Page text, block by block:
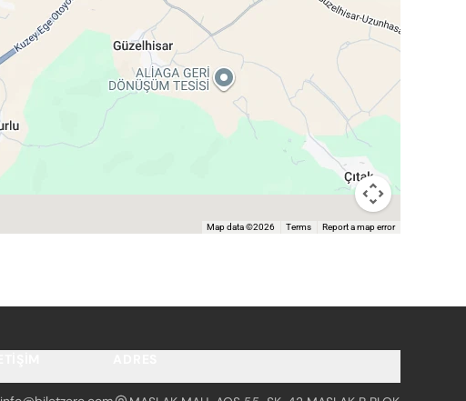
Map data ©2026 Terms Report a map error